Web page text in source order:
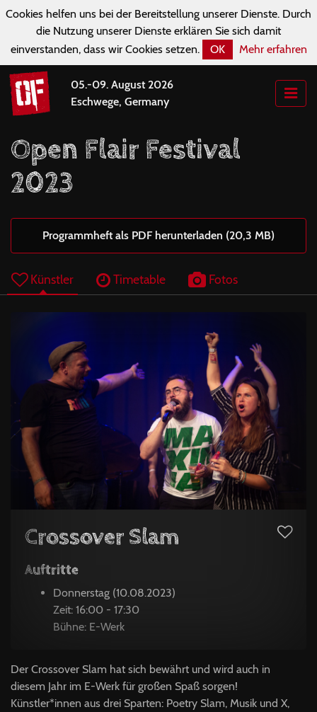
Cookies helfen uns bei der Bereitstellung unserer Dienste. Durch
die Nutzung unserer Dienste erklären Sie sich damit
einverstanden, dass wir Cookies setzen.
OK Mehr erfahren
05.-09. August 2026
Eschwege, Germany
Open Flair Festival
2023
Programmheft als PDF herunterladen (20,3 MB)
Künstler Timetable Fotos
Crossover Slam
Auftritte
Donnerstag (10.08.2023)
Zeit: 16:00 - 17:30
Bühne: E-Werk
Der Crossover Slam hat sich bewährt und wird auch in
diesem Jahr im E-Werk für großen Spaß sorgen!
Künstler*innen aus drei Sparten: Poetry Slam, Musik und X,